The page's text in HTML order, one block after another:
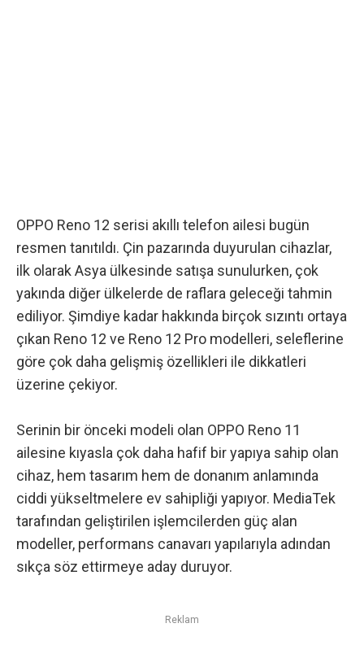
OPPO Reno 12 serisi akıllı telefon ailesi bugün
resmen tanıtıldı. Çin pazarında duyurulan cihazlar,
ilk olarak Asya ülkesinde satışa sunulurken, çok
yakında diğer ülkelerde de raflara geleceği tahmin
ediliyor. Şimdiye kadar hakkında birçok sızıntı ortaya
çıkan Reno 12 ve Reno 12 Pro modelleri, seleflerine
göre çok daha gelişmiş özellikleri ile dikkatleri
üzerine çekiyor.
Serinin bir önceki modeli olan OPPO Reno 11
ailesine kıyasla çok daha hafif bir yapıya sahip olan
cihaz, hem tasarım hem de donanım anlamında
ciddi yükseltmelere ev sahipliği yapıyor. MediaTek
tarafından geliştirilen işlemcilerden güç alan
modeller, performans canavarı yapılarıyla adından
sıkça söz ettirmeye aday duruyor.
Reklam